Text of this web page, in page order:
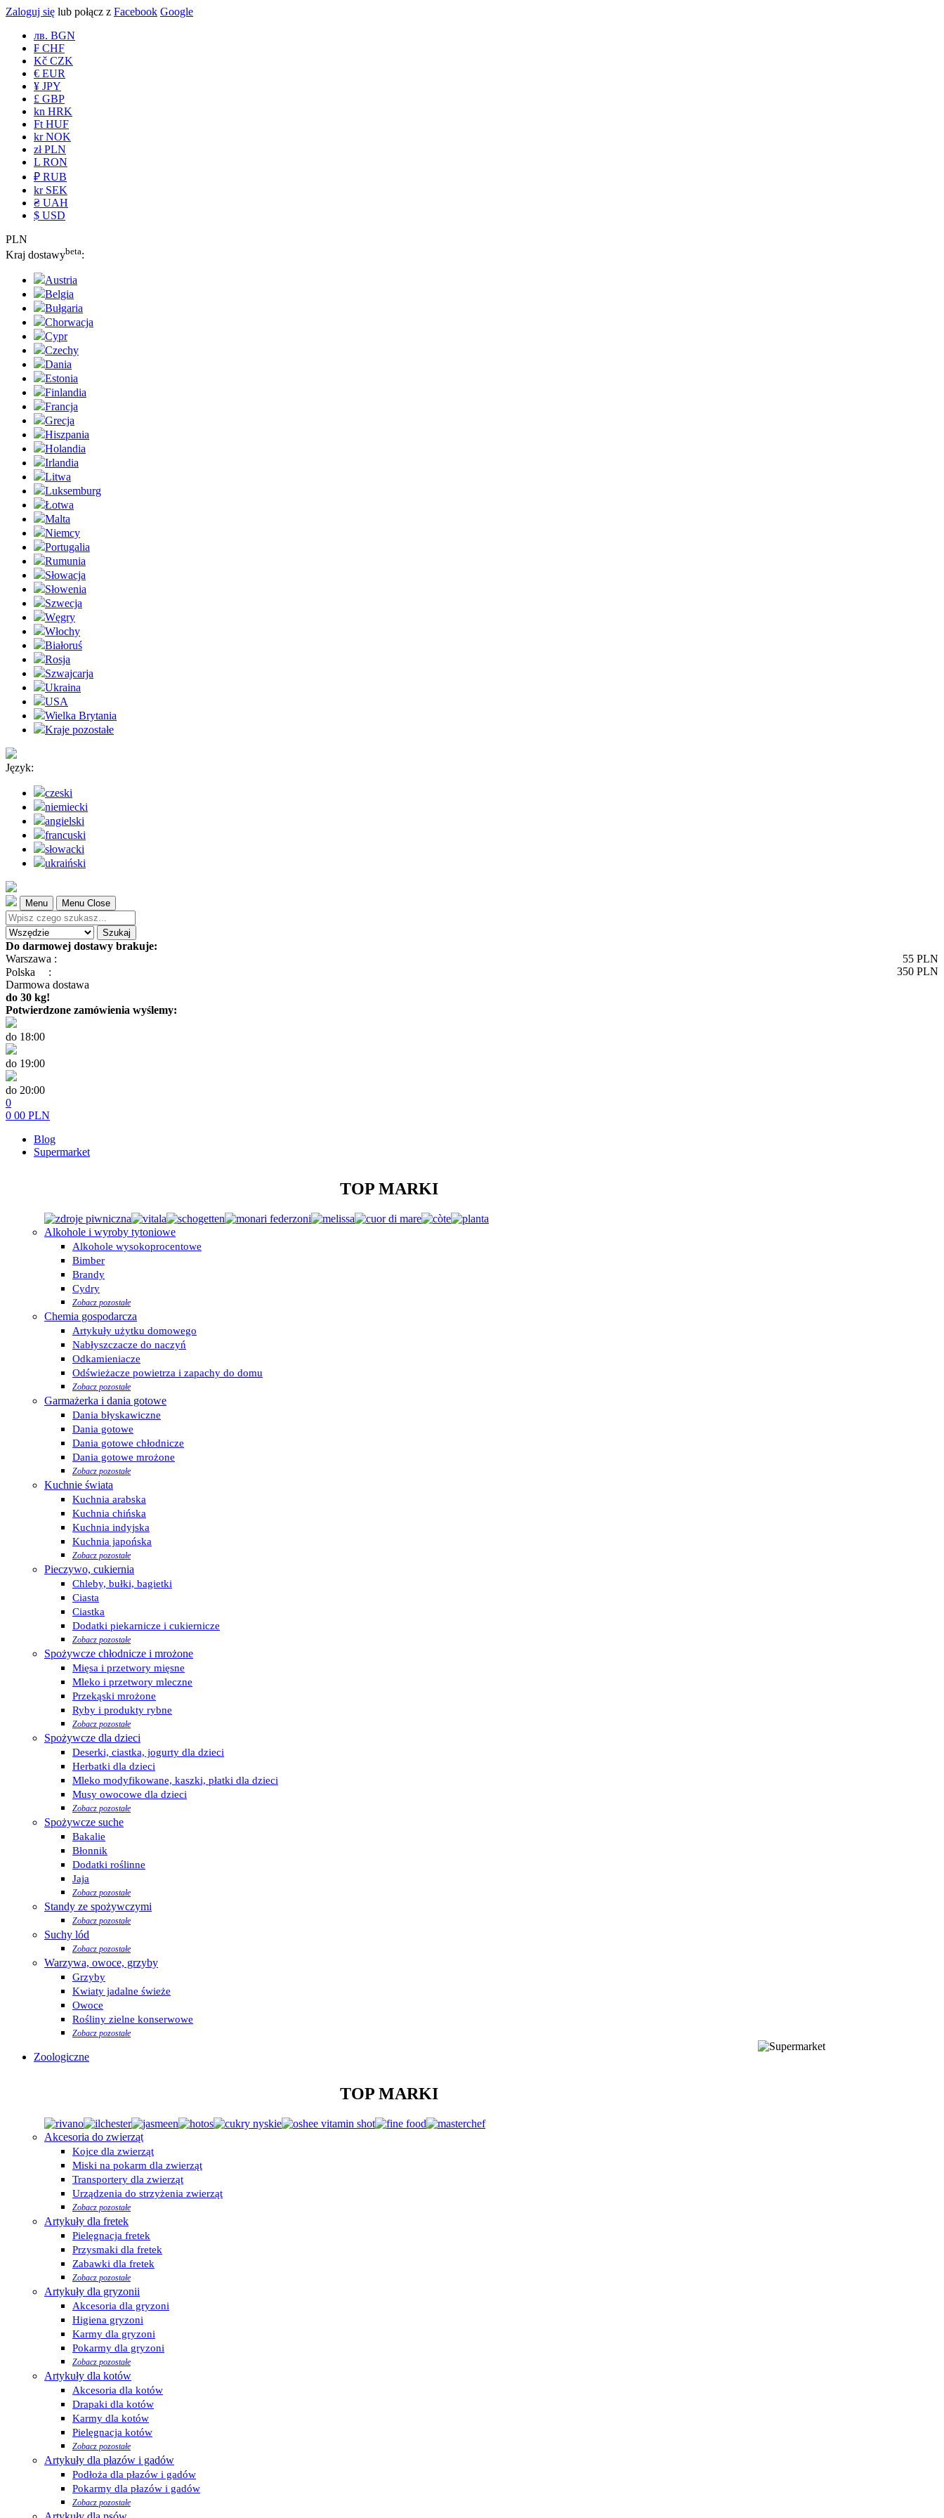
Zaloguj się lub połącz z Facebook Google
лв. BGN
₣ CHF
Kč CZK
€ EUR
¥ JPY
£ GBP
kn HRK
Ft HUF
kr NOK
zł PLN
L RON
₽ RUB
kr SEK
₴ UAH
$ USD
PLN
Kraj dostawybeta:
Austria
Belgia
Bułgaria
Chorwacja
Cypr
Czechy
Dania
Estonia
Finlandia
Francja
Grecja
Hiszpania
Holandia
Irlandia
Litwa
Luksemburg
Łotwa
Malta
Niemcy
Portugalia
Rumunia
Słowacja
Słowenia
Szwecja
Węgry
Włochy
Białoruś
Rosja
Szwajcarja
Ukraina
USA
Wielka Brytania
Kraje pozostałe
Język:
czeski
niemiecki
angielski
francuski
słowacki
ukraiński
Menu Menu Close
Szukaj
Do darmowej dostawy brakuje:
Warszawa :
55 PLN
Polska
: 350 PLN
Darmowa dostawa
do 30 kg!
Potwierdzone zamówienia wyślemy:
do 18:00
do 19:00
do 20:00
0
0 00 PLN
Blog
Supermarket
TOP MARKI
Alkohole i wyroby tytoniowe
Alkohole wysokoprocentowe
Bimber
Brandy
Cydry
Zobacz pozostałe
Chemia gospodarcza
Artykuły użytku domowego
Nabłyszczacze do naczyń
Odkamieniacze
Odświeżacze powietrza i zapachy do domu
Zobacz pozostałe
Garmażerka i dania gotowe
Dania błyskawiczne
Dania gotowe
Dania gotowe chłodnicze
Dania gotowe mrożone
Zobacz pozostałe
Kuchnie świata
Kuchnia arabska
Kuchnia chińska
Kuchnia indyjska
Kuchnia japońska
Zobacz pozostałe
Pieczywo, cukiernia
Chleby, bułki, bagietki
Ciasta
Ciastka
Dodatki piekarnicze i cukiernicze
Zobacz pozostałe
Spożywcze chłodnicze i mrożone
Mięsa i przetwory mięsne
Mleko i przetwory mleczne
Przekąski mrożone
Ryby i produkty rybne
Zobacz pozostałe
Spożywcze dla dzieci
Deserki, ciastka, jogurty dla dzieci
Herbatki dla dzieci
Mleko modyfikowane, kaszki, płatki dla dzieci
Musy owocowe dla dzieci
Zobacz pozostałe
Spożywcze suche
Bakalie
Błonnik
Dodatki roślinne
Jaja
Zobacz pozostałe
Standy ze spożywczymi
Zobacz pozostałe
Suchy lód
Zobacz pozostałe
Warzywa, owoce, grzyby
Grzyby
Kwiaty jadalne świeże
Owoce
Rośliny zielne konserwowe
Zobacz pozostałe
Zoologiczne
TOP MARKI
Akcesoria do zwierząt
Kojce dla zwierząt
Miski na pokarm dla zwierząt
Transportery dla zwierząt
Urządzenia do strzyżenia zwierząt
Zobacz pozostałe
Artykuły dla fretek
Pielęgnacja fretek
Przysmaki dla fretek
Zabawki dla fretek
Zobacz pozostałe
Artykuły dla gryzonii
Akcesoria dla gryzoni
Higiena gryzoni
Karmy dla gryzoni
Pokarmy dla gryzoni
Zobacz pozostałe
Artykuły dla kotów
Akcesoria dla kotów
Drapaki dla kotów
Karmy dla kotów
Pielęgnacja kotów
Zobacz pozostałe
Artykuły dla płazów i gadów
Podłoża dla płazów i gadów
Pokarmy dla płazów i gadów
Zobacz pozostałe